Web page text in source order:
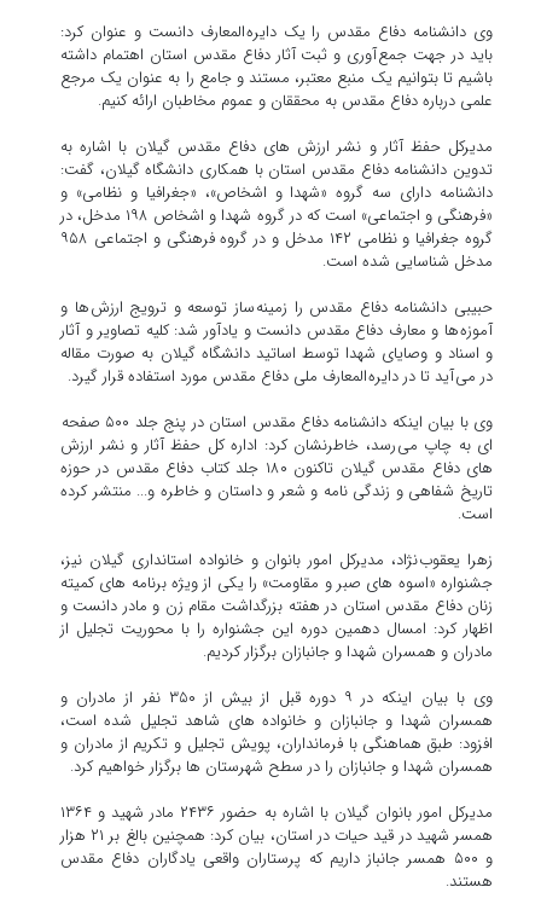
وی دانشنامه دفاع مقدس را یک دایره المعارف دانست و عنوان کرد:
باید در جهت جمع آوری و ثبت آثار دفاع مقدس استان اهتمام داشته
باشیم تا بتوانیم یک منبع معتبر، مستند و جامع را به عنوان یک مرجع
علمی درباره دفاع مقدس به محققان و عموم مخاطبان ارائه کنیم.
مدیرکل حفظ آثار و نشر ارزش های دفاع مقدس گیلان با اشاره به
تدوین دانشنامه دفاع مقدس استان با همکاری دانشگاه گیلان، گفت:
دانشنامه دارای سه گروه «شهدا و اشخاص»، «جغرافیا و نظامی» و
«فرهنگی و اجتماعی» است که در گروه شهدا و اشخاص ۱۹۸ مدخل، در
گروه جغرافیا و نظامی ۱۴۲ مدخل و در گروه فرهنگی و اجتماعی ۹۵۸
مدخل شناسایی شده است.
حبیبی دانشنامه دفاع مقدس را زمینه ساز توسعه و ترویج ارزش ها و
آموزه ها و معارف دفاع مقدس دانست و یادآور شد: کلیه تصاویر و آثار
و اسناد و وصایای شهدا توسط اساتید دانشگاه گیلان به صورت مقاله
در می آید تا در دایره المعارف ملی دفاع مقدس مورد استفاده قرار گیرد.
وی با بیان اینکه دانشنامه دفاع مقدس استان در پنج جلد ۵۰۰ صفحه
ای به چاپ می رسد، خاطرنشان کرد: اداره کل حفظ آثار و نشر ارزش
های دفاع مقدس گیلان تاکنون ۱۸۰ جلد کتاب دفاع مقدس در حوزه
تاریخ شفاهی و زندگی نامه و شعر و داستان و خاطره و... منتشر کرده
است.
زهرا یعقوب نژاد، مدیرکل امور بانوان و خانواده استانداری گیلان نیز،
جشنواره «اسوه های صبر و مقاومت» را یکی از ویژه برنامه های کمیته
زنان دفاع مقدس استان در هفته بزرگداشت مقام زن و مادر دانست و
اظهار کرد: امسال دهمین دوره این جشنواره را با محوریت تجلیل از
مادران و همسران شهدا و جانبازان برگزار کردیم.
وی با بیان اینکه در ۹ دوره قبل از بیش از ۳۵۰ نفر از مادران و
همسران شهدا و جانبازان و خانواده های شاهد تجلیل شده است،
افزود: طبق هماهنگی با فرمانداران، پویش تجلیل و تکریم از مادران و
همسران شهدا و جانبازان را در سطح شهرستان ها برگزار خواهیم کرد.
مدیرکل امور بانوان گیلان با اشاره به حضور ۲۴۳۶ مادر شهید و ۱۳۶۴
همسر شهید در قید حیات در استان، بیان کرد: همچنین بالغ بر ۲۱ هزار
و ۵۰۰ همسر جانباز داریم که پرستاران واقعی یادگاران دفاع مقدس
هستند.